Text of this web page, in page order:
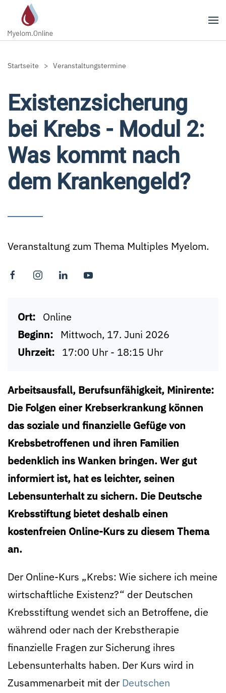
Zum Hauptinhalt springen
Startseite Veranstaltungstermine
Existenzsicherung
bei Krebs - Modul 2:
Was kommt nach
dem Krankengeld?
Veranstaltung zum Thema Multiples Myelom.
Ort: Online
Beginn: Mittwoch, 17. Juni 2026
Uhrzeit: 17:00 Uhr - 18:15 Uhr
Arbeitsausfall, Berufsunfähigkeit, Minirente:
Die Folgen einer Krebserkrankung können
das soziale und finanzielle Gefüge von
Krebsbetroffenen und ihren Familien
bedenklich ins Wanken bringen. Wer gut
informiert ist, hat es leichter, seinen
Lebensunterhalt zu sichern. Die Deutsche
Krebsstiftung bietet deshalb einen
kostenfreien Online-Kurs zu diesem Thema
an.
Der Online-Kurs „Krebs: Wie sichere ich meine
wirtschaftliche Existenz?“ der Deutschen
Krebsstiftung wendet sich an Betroffene, die
während oder nach der Krebstherapie
finanzielle Fragen zur Sicherung ihres
Lebensunterhalts haben. Der Kurs wird in
Zusammenarbeit mit der Deutschen